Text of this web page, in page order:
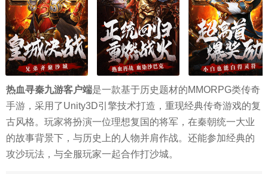
热血寻秦九游客户端是一款基于历史题材的MMORPG类传奇
手游，采用了Unity3D引擎技术打造，重现经典传奇游戏的复
古风格。玩家将扮演一位理想复国的将军，在秦朝统一大业
的故事背景下，与历史上的人物并肩作战。还能参加经典的
攻沙玩法，与全服玩家一起合作打沙城。